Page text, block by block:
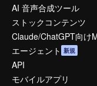
AI 音声合成ツール
ストックコンテンツ
Claude/ChatGPT向け
エージェント 新規
API
モバイルアプリ